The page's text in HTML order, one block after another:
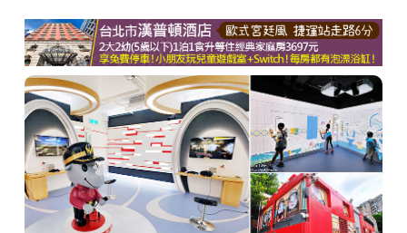
商家合作
推薦景點
討論區
聯絡我們